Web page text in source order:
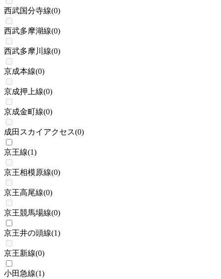
西武国分寺線(0)
西武多摩湖線(0)
西武多摩川線(0)
京成本線(0)
京成押上線(0)
京成金町線(0)
成田スカイアクセス(0)
京王線(1)
京王相模原線(0)
京王高尾線(0)
京王競馬場線(0)
京王井の頭線(1)
京王新線(0)
小田急線(1)